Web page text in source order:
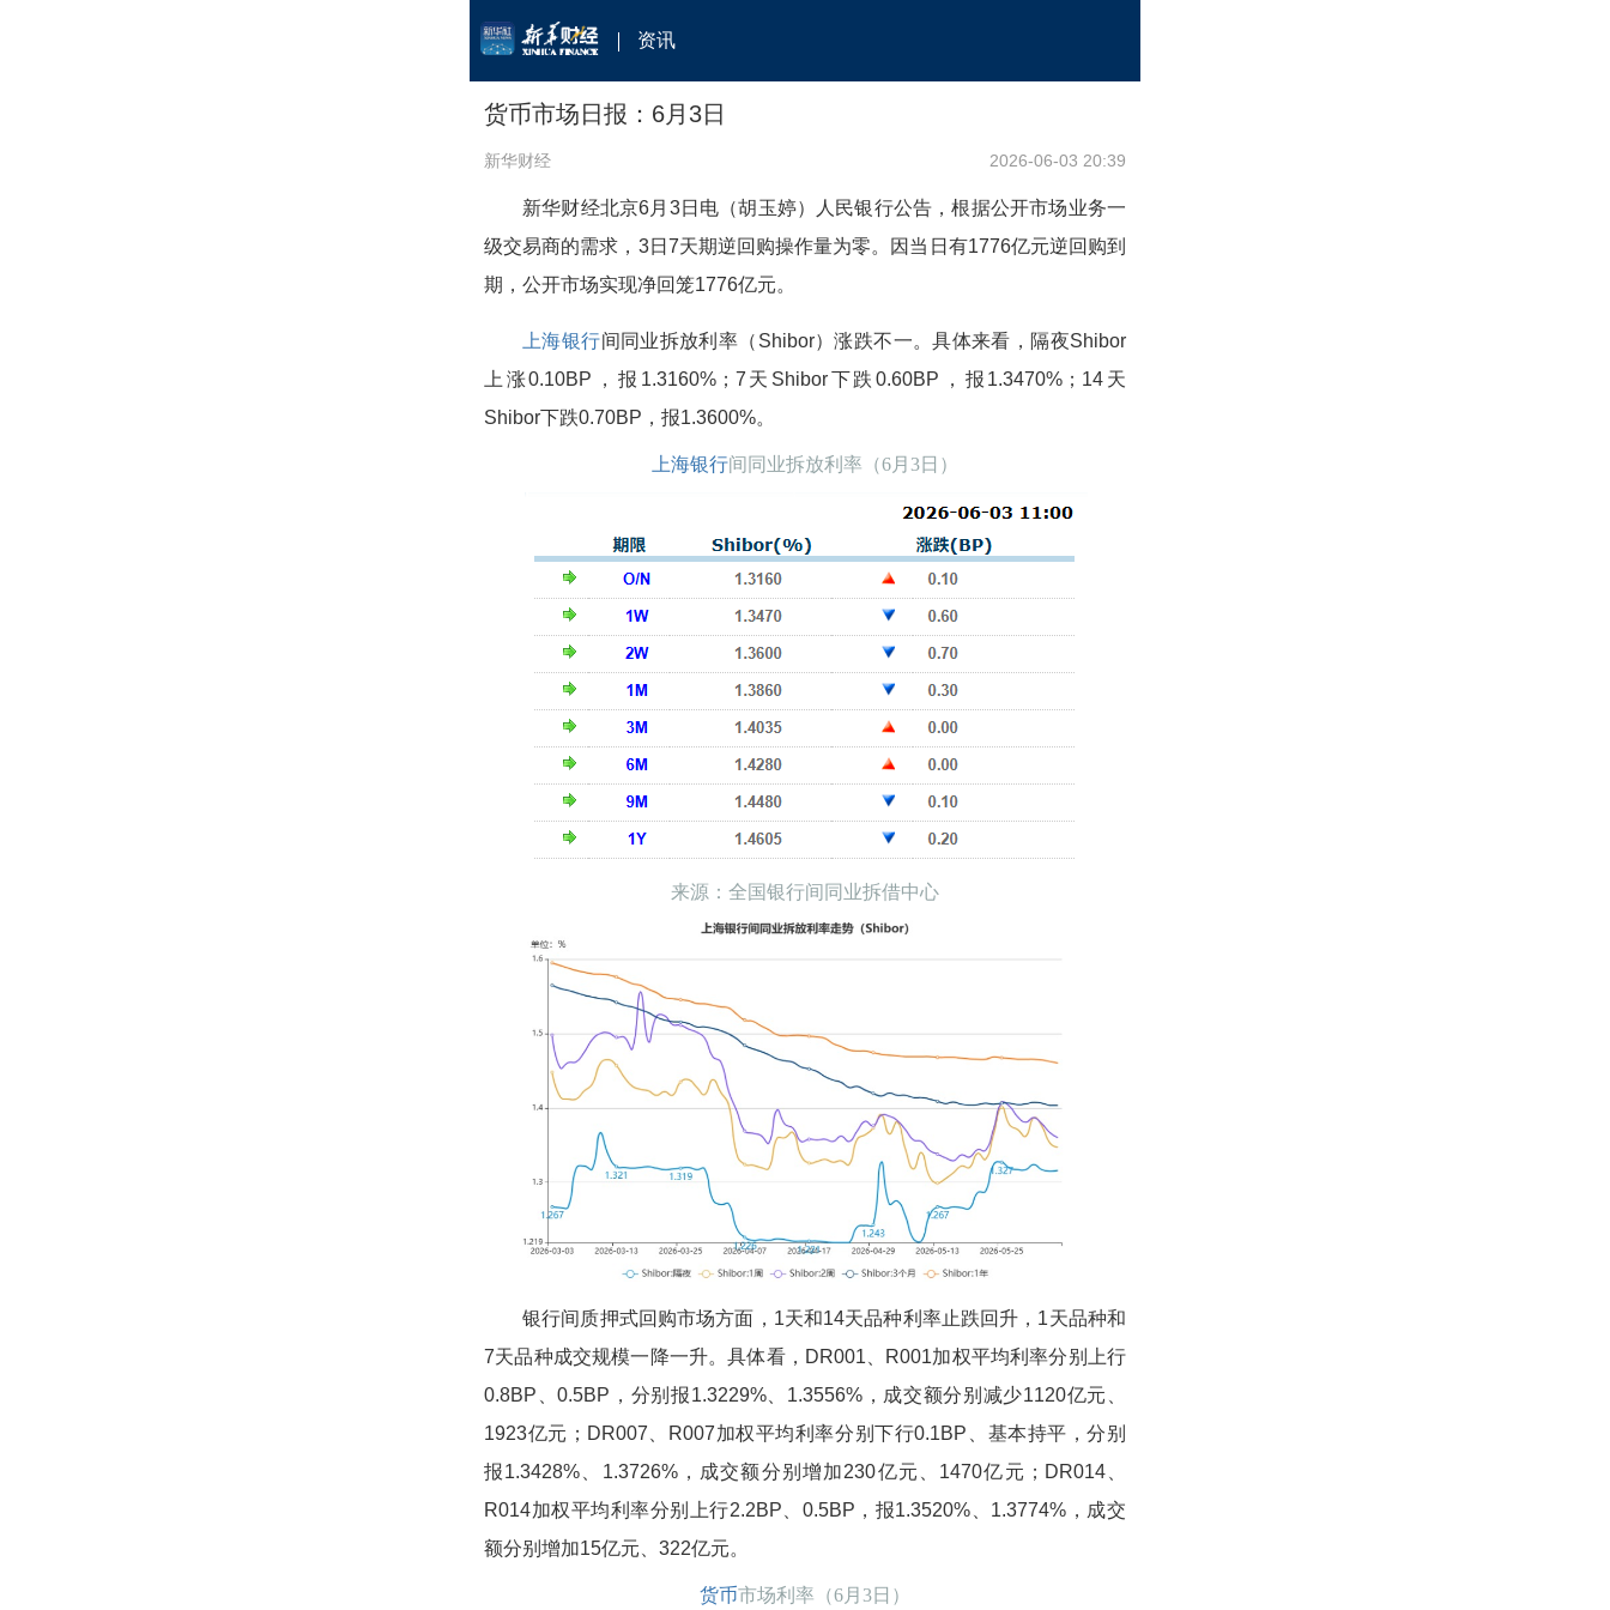
资讯
货币市场日报：6月3日
新华财经 2026-06-03 20:39
新华财经北京6月3日电（胡玉婷）
人民银行公告，根据公开市场业务一
级交易商的需求，3日7天期逆回购操作量为零。因当日有1776亿元逆回购到
期，公开市场实现净回笼1776亿元。
上海银行间同业拆放利率（Shibor）涨跌不一。具体来看，隔夜Shibor
上涨0.10BP，报1.3160%；7天Shibor下跌0.60BP，报1.3470%；14天
Shibor下跌0.70BP，报1.3600%。
上海银行间同业拆放利率（6月3日）
来源：全国银行间同业拆借中心
银行间质押式回购市场方面，1天和14天品种利率止跌回升，1天品种和
7天品种成交规模一降一升。具体看，DR001、R001加权平均利率分别上行
0.8BP、0.5BP，分别报1.3229%、1.3556%，成交额分别减少1120亿元、
1923亿元；DR007、R007加权平均利率分别下行0.1BP、基本持平，分别
报1.3428%、1.3726%，成交额分别增加230亿元、1470亿元；DR014、
R014加权平均利率分别上行2.2BP、0.5BP，报1.3520%、1.3774%，成交
额分别增加15亿元、322亿元。
货币市场利率（6月3日）